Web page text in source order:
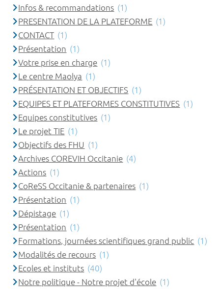
Infos & recommandations (1)
PRESENTATION DE LA PLATEFORME (1)
CONTACT (1)
Présentation (1)
Votre prise en charge (1)
Le centre Maolya (1)
PRÉSENTATION ET OBJECTIFS (1)
EQUIPES ET PLATEFORMES CONSTITUTIVES (1)
Equipes constitutives (1)
Le projet TIE (1)
Objectifs des FHU (1)
Archives COREVIH Occitanie (4)
Actions (1)
CoReSS Occitanie & partenaires (1)
Présentation (1)
Dépistage (1)
Présentation (1)
Formations, journées scientifiques grand public (1)
Modalités de recours (1)
Ecoles et instituts (40)
Notre politique - Notre projet d'école (1)